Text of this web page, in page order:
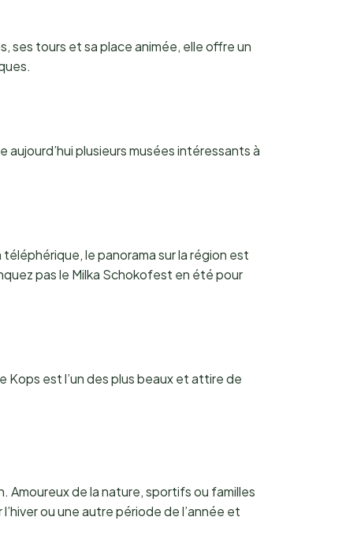
ses tours et sa place animée, elle offre un
plusieurs musées intéressants à
le panorama sur la région est
pas le Milka Schokofest en été pour
est l’un des plus beaux et attire de
Amoureux de la nature, sportifs ou familles
ou une autre période de l’année et